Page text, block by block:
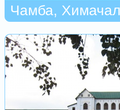
Чамба,